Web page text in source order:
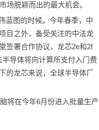
场脱颖而出的最大机会。
蓝图的时候。今年春季，中
目之外，备受关注的中法龙
签署合作协议，龙芯2e和2f
导体将向计算所支付入门费
的龙芯来说，全球半导体厂
将在今年6月份进入批量生产